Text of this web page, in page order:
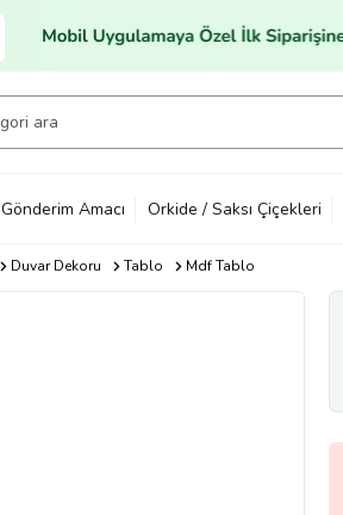
Gönderim Amacı Orkide / Saksı Çiçekleri
Duvar Dekoru Tablo Mdf Tablo